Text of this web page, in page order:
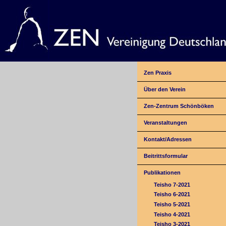
Zen Praxis
Über den Verein
Zen-Zentrum Schönböken
Veranstaltungen
Kontakt/Adressen
Beitrittsformular
Publikationen
Teisho 7-2021
Teisho 6-2021
Teisho 5-2021
Teisho 4-2021
Teisho 3-2021